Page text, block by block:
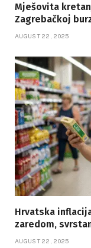
Mješovita
Zagrebačkoj
AUGUST 22, 2025
Hrvatska
zaredom,
AUGUST 22, 2025